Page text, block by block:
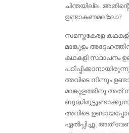
ചിന്തയില്ല.
ഉണ്ടാകണമല്ലോ?
സമസ്തകേരള
മാങ്കുളം
കഥകളി സ്ഥാപനം
അവിടെ നിന്നും
മാങ്കുളത്തിനു അത്
അവിടെ
ഏല്‍പ്പിച്ചു. അത്